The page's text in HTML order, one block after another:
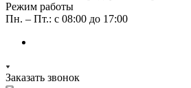
Режим работы
Пн. – Пт.: с 08:00 до 17:00
Заказать звонок